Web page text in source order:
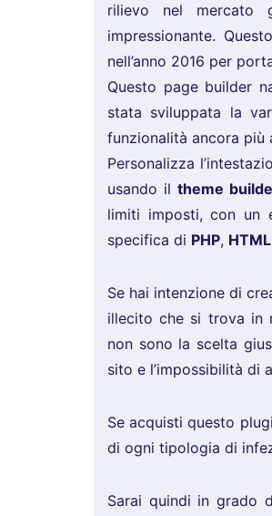
rilievo nel mercato
impressionante.
nell’anno 2016 per
Questo page builder
stata sviluppata la
funzionalità ancora più
Personalizza
usando iltheme
limiti imposti, con un
specifica di PHP, HTML
Se hai intenzione di
illecito che si trova in
non sono la scelta
sito e l’impossibilità di
Se acquisti questo
di ogni tipologia di
Sarai quindi in grado